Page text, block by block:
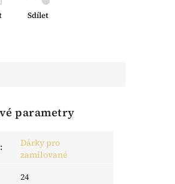
Sdílet
parametry
:
Dárky pro
zamilované
24